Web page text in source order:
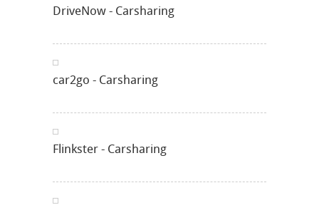
DriveNow - Carsharing
car2go - Carsharing
Flinkster - Carsharing